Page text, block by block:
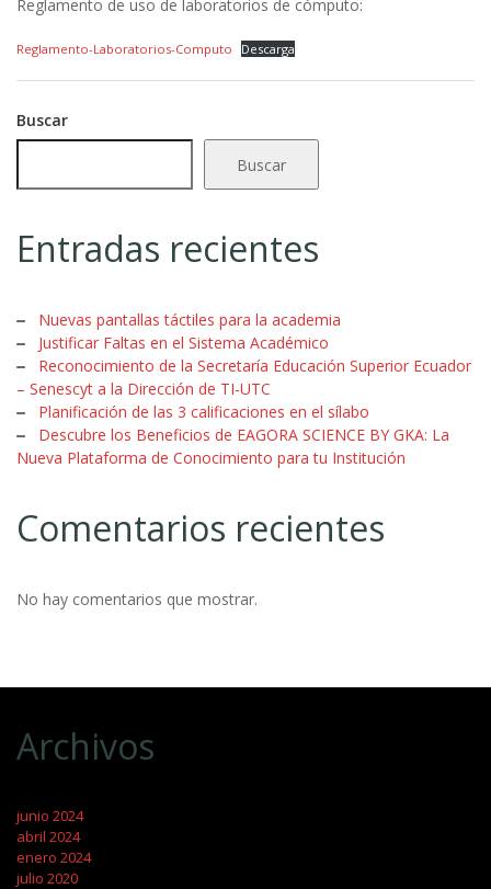
Reglamento de uso de laboratorios de cómputo:
Reglamento-Laboratorios-Computo Descarga
Buscar
Buscar
Entradas recientes
Nuevas pantallas táctiles para la academia
Justificar Faltas en el Sistema Académico
Reconocimiento de la Secretaría Educación Superior Ecuador
– Senescyt a la Dirección de TI-UTC
Planificación de las 3 calificaciones en el sílabo
Descubre los Beneficios de EAGORA SCIENCE BY GKA: La
Nueva Plataforma de Conocimiento para tu Institución
Comentarios recientes
No hay comentarios que mostrar.
Archivos
junio 2024
abril 2024
enero 2024
julio 2020